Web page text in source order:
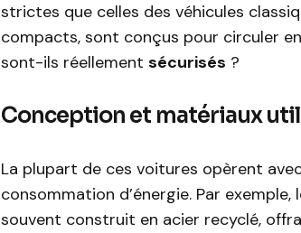
strictes que celles des véhicules
compacts, sont conçus pour circuler
sont-ils réellement sécurisés ?
Conception et matériaux
La plupart de ces voitures opèrent
consommation d’énergie. Par
souvent construit en acier recyclé,